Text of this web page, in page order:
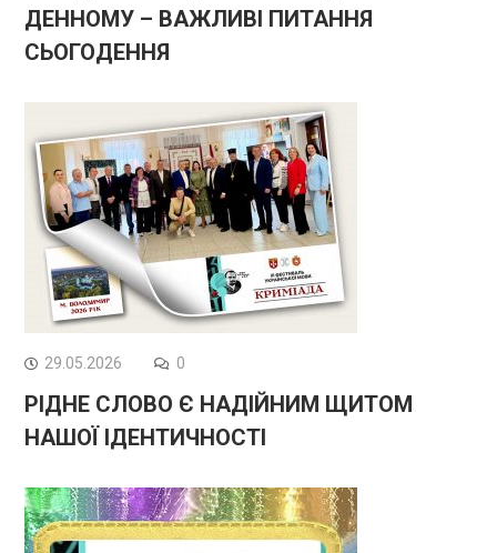
ДЕННОМУ – ВАЖЛИВІ ПИТАННЯ
СЬОГОДЕННЯ
29.05.2026 0
РІДНЕ СЛОВО Є НАДІЙНИМ ЩИТОМ
НАШОЇ ІДЕНТИЧНОСТІ